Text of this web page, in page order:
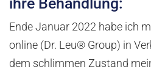
Ende Januar 2022 habe ich
online (Dr. Leu® Group) in
dem schlimmen Zustand